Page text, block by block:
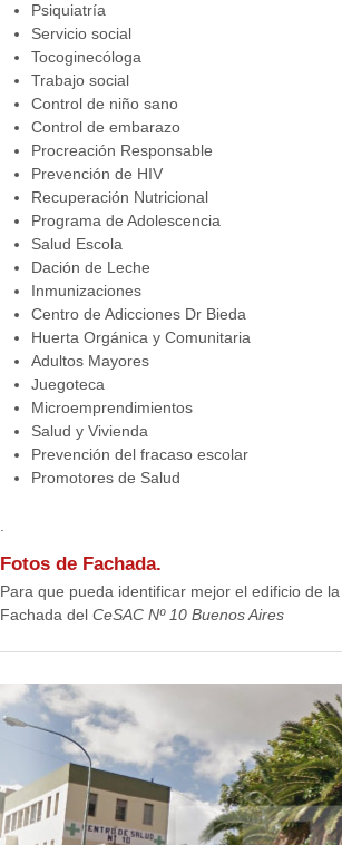
Psiquiatría
Servicio social
Tocoginecóloga
Trabajo social
Control de niño sano
Control de embarazo
Procreación Responsable
Prevención de HIV
Recuperación Nutricional
Programa de Adolescencia
Salud Escola
Dación de Leche
Inmunizaciones
Centro de Adicciones Dr Bieda
Huerta Orgánica y Comunitaria
Adultos Mayores
Juegoteca
Microemprendimientos
Salud y Vivienda
Prevención del fracaso escolar
Promotores de Salud
.
Fotos de Fachada.
Para que pueda identificar mejor el edificio de
Fachada del CeSAC Nº 10 Buenos Aires